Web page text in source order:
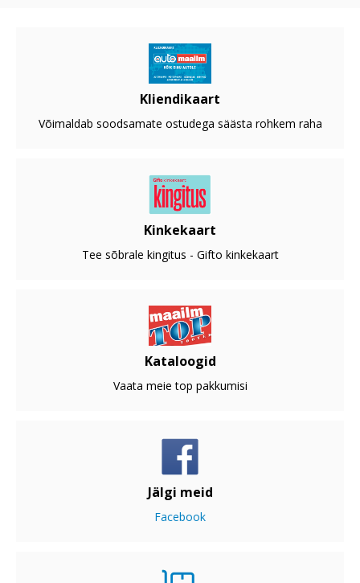
Kliendikaart
Võimaldab soodsamate ostudega säästa rohkem raha
Kinkekaart
Tee sõbrale kingitus - Gifto kinkekaart
Kataloogid
Vaata meie top pakkumisi
Jälgi meid
Facebook